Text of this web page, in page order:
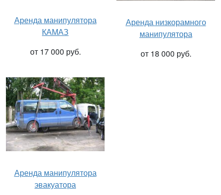
Аренда манипулятора
КАМАЗ
от 17 000 руб.
Аренда низкорамного
манипулятора
от 18 000 руб.
Аренда манипулятора
эвакуатора